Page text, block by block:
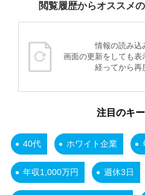
閲覧履歴からオススメ
情報の読み込
画面の更新をしても表
経ってから再
注目のキ
40代 ホワイト企業
年収1,000万円 週休3日